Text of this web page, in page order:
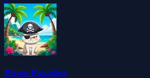
Pirate Paradise